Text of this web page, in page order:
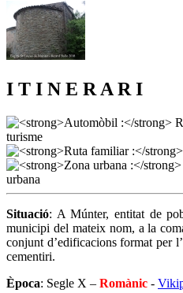
I T I N E R A R I
Situació: A Múnter, entitat de
municipi del mateix nom, a la
conjunt d’edificacions format per
cementiri.
Època: Segle X – Romànic -